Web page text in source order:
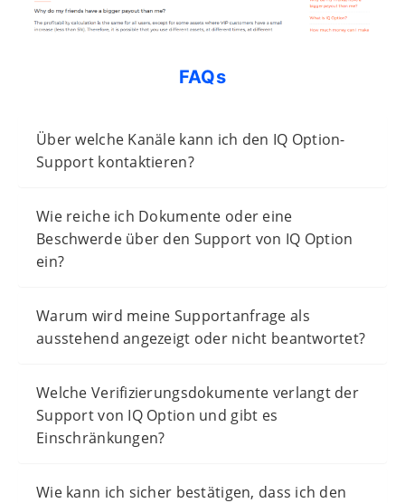
FAQs
Über welche Kanäle kann ich den IQ Option-
Support kontaktieren?
Wie reiche ich Dokumente oder eine
Beschwerde über den Support von IQ Option
ein?
Warum wird meine Supportanfrage als
ausstehend angezeigt oder nicht beantwortet?
Welche Verifizierungsdokumente verlangt der
Support von IQ Option und gibt es
Einschränkungen?
Wie kann ich sicher bestätigen, dass ich den